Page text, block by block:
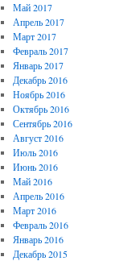
Май 2017
Апрель 2017
Март 2017
Февраль 2017
Январь 2017
Декабрь 2016
Ноябрь 2016
Октябрь 2016
Сентябрь 2016
Август 2016
Июль 2016
Июнь 2016
Май 2016
Апрель 2016
Март 2016
Февраль 2016
Январь 2016
Декабрь 2015